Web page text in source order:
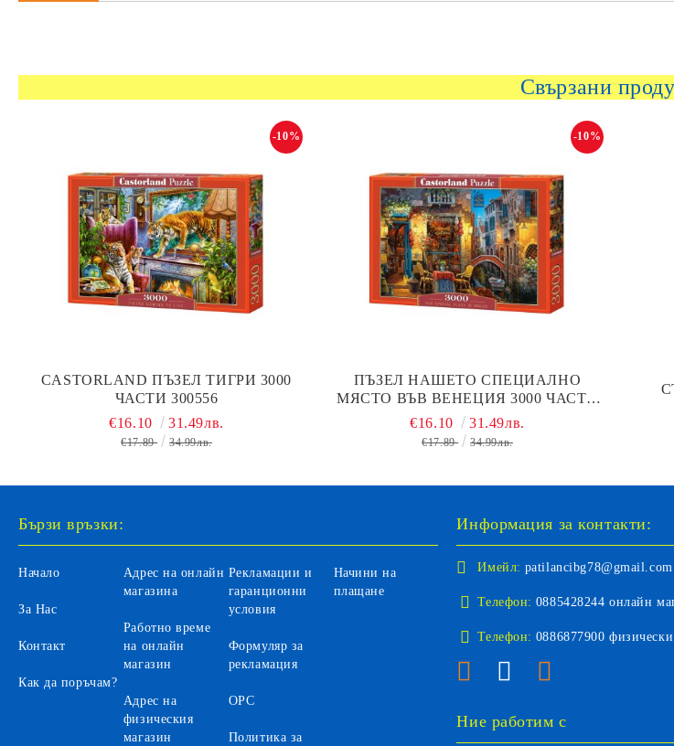
Свързани
CASTORLAND ПЪЗЕЛ ТИГРИ 3000
ЧАСТИ 300556
-10%
€16.10 31.49лв.
€17.89 34.99лв.
ПЪЗЕЛ НАШЕТО СПЕЦИАЛНО
МЯСТО ВЪВ ВЕНЕЦИЯ 3000 ЧАСТИ
CASTORLAND 300426
-10%
€16.10 31.49лв.
€17.89 34.99лв.
Бързи връзки:
Начало
За Нас
Контакт
Как да поръчам?
Адрес на онлайн
магазина
Работно време
на онлайн
магазин
Адрес на
физическия
магазин
Рекламации и
гаранционни
условия
Формуляр за
рекламация
ОРС
Политика за
Начини на
плащане
Информация за контакти:
Имейл: patilancibg78@gmail.com
Телефон: 0885428244 онлайн
Телефон: 0886877900
Ние работим с